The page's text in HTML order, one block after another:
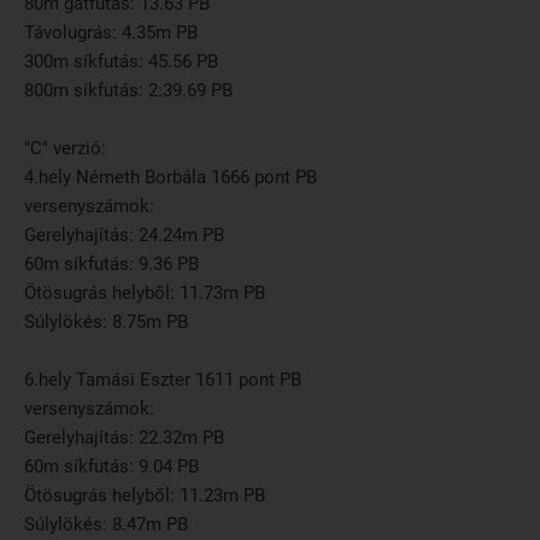
Távolugrás: 4.35m PB
300m síkfutás: 45.56 PB
800m síkfutás: 2:39.69 PB
"C" verzió:
4.hely Németh Borbála 1666 pont PB
versenyszámok:
Gerelyhajítás: 24.24m PB
60m síkfutás: 9.36 PB
Ötösugrás helyből: 11.73m PB
Súlylökés: 8.75m PB
6.hely Tamási Eszter 1611 pont PB
versenyszámok:
Gerelyhajítás: 22.32m PB
60m síkfutás: 9.04 PB
Ötösugrás helyből: 11.23m PB
Súlylökés: 8.47m PB